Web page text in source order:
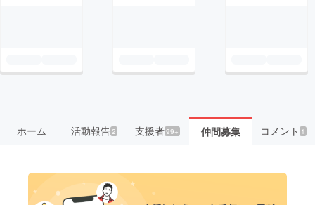
ホーム 活動報告2 支援者99+ 仲間募集 コメント 1